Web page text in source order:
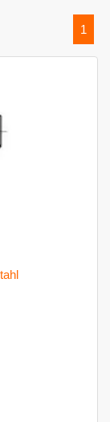
1